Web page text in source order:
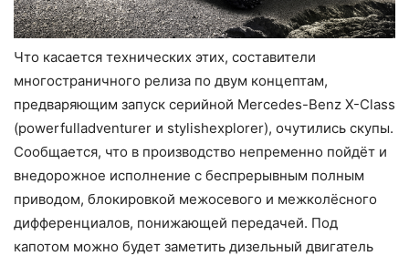
Что касается технических этих, составители
многостраничного релиза по двум концептам,
предваряющим запуск серийной Mercedes-Benz X-Сlass
(powerfulladventurer и stylishexplorer), очутились скупы.
Сообщается, что в производство непременно пойдёт и
внедорожное исполнение с беспрерывным полным
приводом, блокировкой межосевого и межколёсного
дифференциалов, понижающей передачей. Под
капотом можно будет заметить дизельный двигатель